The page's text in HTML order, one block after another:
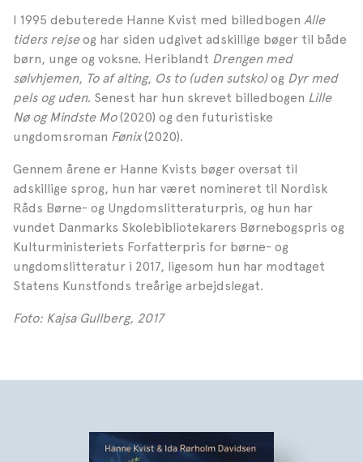
I 1995 debuterede Hanne Kvist med billedbogen Alle
tiders rejseog har siden udgivet adskillige bøger til både
børn, unge og voksne. Heriblandt Drengen med
sølvhjemen, To af alting, Os to (uden sutsko)og Dyr med
pels og uden. Senest har hun skrevet billedbogen Lille
Nø og Mindste Mo(2020) og den futuristiske
ungdomsroman Fønix(2020).
Gennem årene er Hanne Kvists bøger oversat til
adskillige sprog, hun har været nomineret til Nordisk
Råds Børne- og Ungdomslitteraturpris, og hun har
vundet Danmarks Skolebibliotekarers Børnebogspris og
Kulturministeriets Forfatterpris for børne- og
ungdomslitteratur i 2017, ligesom hun har modtaget
Statens Kunstfonds treårige arbejdslegat.
Foto: Kajsa Gullberg, 2017